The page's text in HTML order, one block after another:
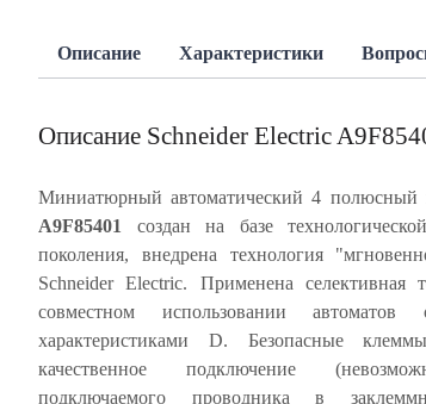
Описание Характеристики
Описание Schneider Electric
Миниатюрный автоматический 4
A9F85401
создан на базе
поколения, внедрена технология
Schneider Electric. Применена селективная
совместном использовании автоматов
характеристиками D. Безопасные
качественное подключение
подключаемого проводника в
скрепленный 2 металлическими
лицевой панелью обеспечивает
автомата без изменения его характеристик.
отключения посредством красного
состояния, расположенного на передней
выключателя. Частота цепи 50/60 Гц.